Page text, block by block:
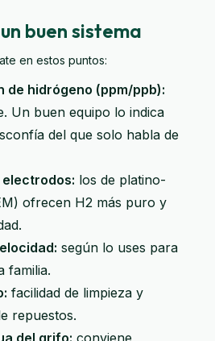
buen sistema
en estos puntos:
de hidrógeno (ppm/ppb):
Un buen equipo lo indica
del que solo habla de
los de platino-
ofrecen H2 más puro y
según lo uses para
familia.
facilidad de limpieza y
repuestos.
del grifo: conviene